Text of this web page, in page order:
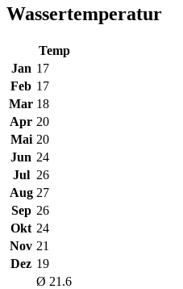
Wassertemperatur
Temp
Jan 17
Feb 17
Mar 18
Apr 20
Mai 20
Jun 24
Jul 26
Aug 27
Sep 26
Okt 24
Nov 21
Dez 19
Ø 21.6